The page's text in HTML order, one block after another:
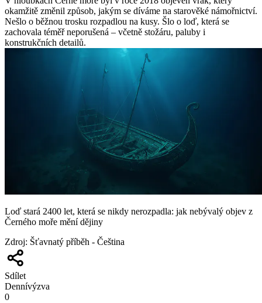
okamžitě změnil způsob, jakým se díváme na starověké námořnictví.
Nešlo o běžnou trosku rozpadlou na kusy. Šlo o loď, která se
zachovala téměř neporušená – včetně stožáru, paluby i
konstrukčních detailů.
Loď stará 2400 let, která se nikdy nerozpadla: jak nebývalý objev z
Černého moře mění dějiny
Zdroj: Šťavnatý příběh - Čeština
Sdílet
Dennívýzva
0